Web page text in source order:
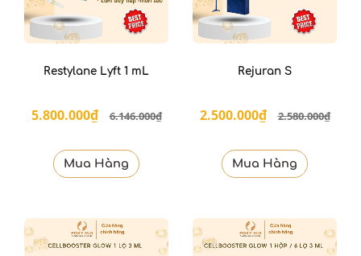
Restylane Lyft 1 mL
5.800.000₫ 6.146.000₫
Mua Hàng
Rejuran S
2.500.000₫ 2.580.000₫
Mua Hàng